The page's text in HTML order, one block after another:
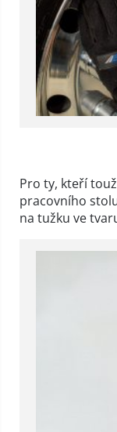
Pro ty, kteří
pracovního
na tužku ve